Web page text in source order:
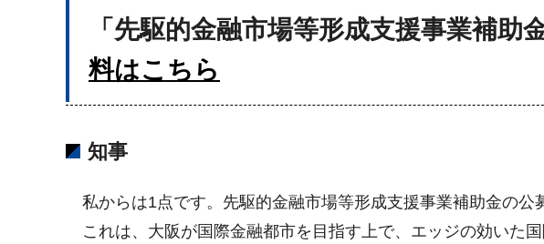
「先駆的金融市場等形成支援事業補
料はこちら
知事
私からは1点です。先駆的金融市場等形成支援事業補助金の公
これは、大阪が国際金融都市を目指す上で、エッジの効いた